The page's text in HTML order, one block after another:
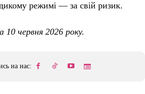
режимі — за свій ризик.
червня 2026 року.
на нас: